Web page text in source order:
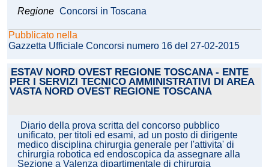
Regione Concorsi in Toscana
Pubblicato nella
Gazzetta Ufficiale Concorsi numero 16 del 27-02-2015
ESTAV NORD OVEST REGIONE TOSCANA - ENTE
PER I SERVIZI TECNICO AMMINISTRATIVI DI AREA
VASTA NORD OVEST REGIONE TOSCANA
Diario della prova scritta del concorso pubblico
unificato, per titoli ed esami, ad un posto di dirigente
medico disciplina chirurgia generale per l'attivita' di
chirurgia robotica ed endoscopica da assegnare alla
Sezione a Valenza dipartimentale di chirurgia